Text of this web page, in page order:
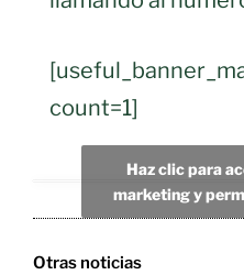
count=1]
Haz clic para
marketing y
Otras noticias